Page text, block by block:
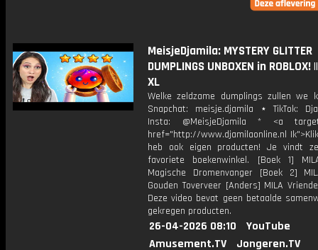
MeisjeDjamila: MYSTERY GLITTER
DUMPLINGS UNBOXEN in ROBLOX!
XL
Welke zeldzame dumplings zullen we
Snapchat: meisje.djamila ⋆ TikTok:
Insta: @MeisjeDjamila * <a
href="http://www.djamilaonline.nl
heb ook eigen producten! Je vindt
favoriete boekenwinkel. [Boek 1]
Magische Dromenvanger [Boek 2]
Gouden Toverveer [Anders] MILA
Deze video bevat geen betaalde
gekregen producten.
26-04-2026 08:10
YouTube
Amusement.TV
Jongeren.TV